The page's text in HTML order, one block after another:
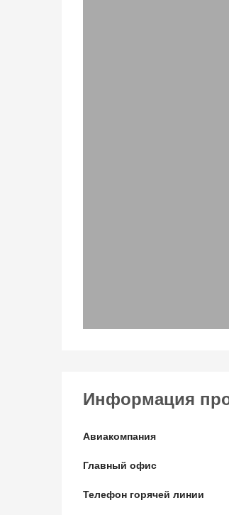
Информация
Авиакомпания
Главный офис
Телефон горячей линии